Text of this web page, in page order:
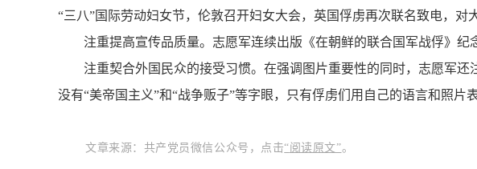
“三八”国际劳动妇女节，伦敦召开妇女大会，英国俘虏再次联名致电，
注重提高宣传品质量。志愿军连续出版《在朝鲜的联合国军战俘》
注重契合外国民众的接受习惯。在强调图片重要性的同时，志愿军
没有“美帝国主义”和“战争贩子”等字眼，只有俘虏们用自己的语言和照片
文章来源：共产党员微信公众号，点击“阅读原文”。